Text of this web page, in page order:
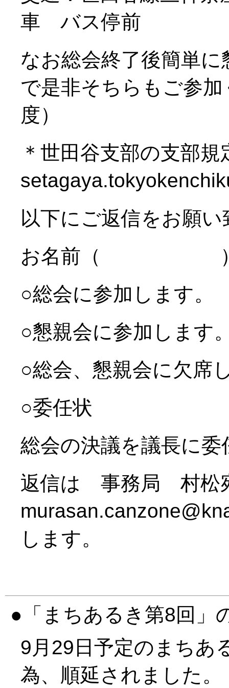
車 バス停前
なお総会終了後簡単
で是非そちらもご参
度）
＊世田谷支部の支部規
以下にご返信をお願
お名前（
○総会に参加します。
○懇親会に参加します
○総会、懇親会に欠席
○委任状
総会の決議を議長に委
返信は 事務局 村
します。
「まちあるき第8回」
9月29日予定のまちあ
為、順延されました。